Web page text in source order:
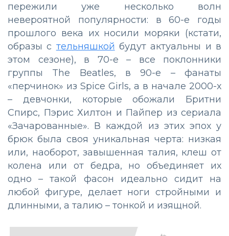
пережили уже несколько волн
невероятной популярности: в 60-е годы
прошлого века их носили моряки (кстати,
образы с тельняшкой будут актуальны и в
этом сезоне), в 70-е – все поклонники
группы The Beatles, в 90-е – фанаты
«перчинок» из Spice Girls, а в начале 2000-х
– девчонки, которые обожали Бритни
Спирс, Пэрис Хилтон и Пайпер из сериала
«Зачарованные». В каждой из этих эпох у
брюк была своя уникальная черта: низкая
или, наоборот, завышенная талия, клеш от
колена или от бедра, но объединяет их
одно – такой фасон идеально сидит на
любой фигуре, делает ноги стройными и
длинными, а талию – тонкой и изящной.